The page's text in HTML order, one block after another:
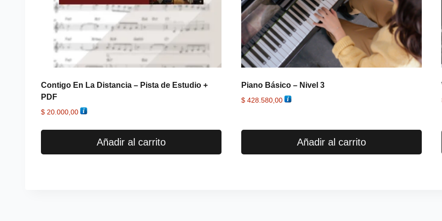
Contigo En La Distancia – Pista de Estudio +
PDF
$ 20.000,00
Añadir al carrito
Piano Básico – Nivel 3
$ 428.580,00
Añadir al carrito